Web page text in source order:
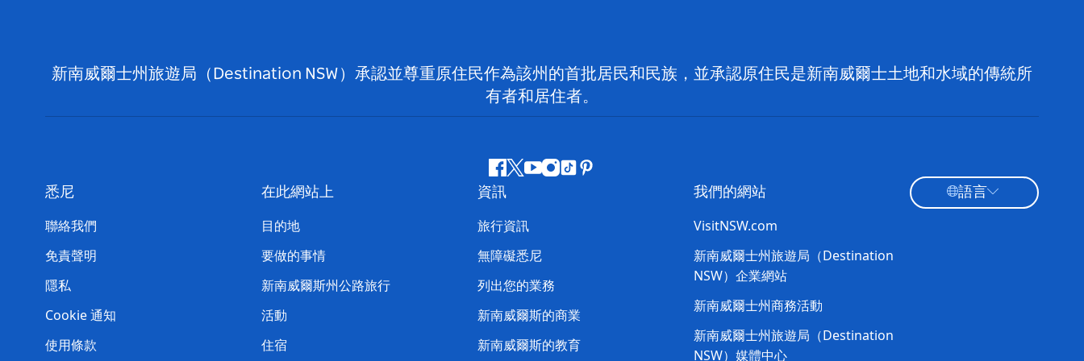
新南威爾士州旅遊局（Destination NSW）承認並尊重原住民作為該州的首批居民和民族，並承認原住民是新南威爾士土地和水域的傳統所
有者和居住者。
Facebook
嘰
喳
喳
Youtube
Instagram
抖 Pinterest
悉尼
聯絡我們
免責聲明
隱私
Cookie 通知
使用條款
在此網站上
目的地
要做的事情
新南威爾斯州公路旅行
活動
住宿
資訊
旅行資訊
無障礙悉尼
列出您的業務
新南威爾斯的商業
新南威爾斯的教育
我們的網站
VisitNSW.com
新南威爾士州旅遊局（Destination
NSW）企業網站​
新南威爾士州商務活動
新南威爾士州旅遊局（Destination
NSW）媒體中心
語言